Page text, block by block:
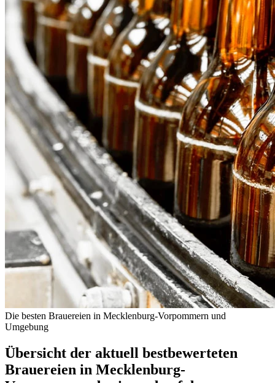
Die besten Brauereien in Mecklenburg-Vorpommern und
Umgebung
Übersicht der aktuell bestbewerteten
Brauereien in Mecklenburg-